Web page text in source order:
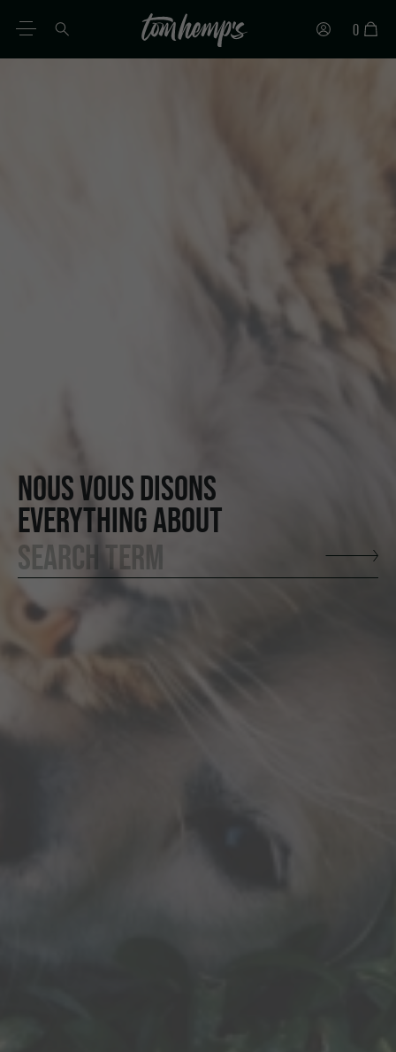
0
NOUS VOUS DISONS
EVERYTHING ABOUT